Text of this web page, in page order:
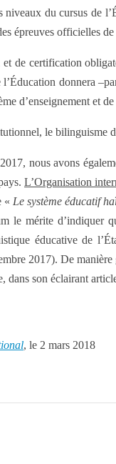
niveaux du cursus de
épreuves officielles
de certification
donnera
d’enseignement et
le bilinguisme
nous avons
L’Organisation
« Le système éducatif
le mérite d’indiquer
éducative de
2017). De
dans son éclairant
, le 2 mars 2018